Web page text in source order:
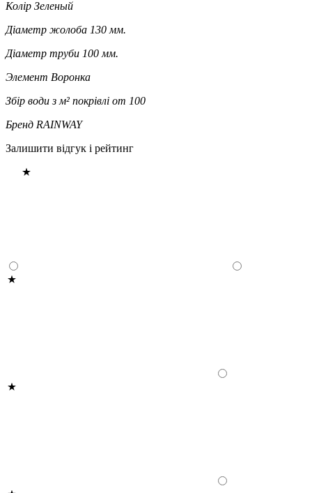
Колір Зеленый
Діаметр жолоба 130 мм.
Діаметр труби 100 мм.
Элемент Воронка
Збір води з м² покрівлі от 100
Бренд RAINWAY
Залишити відгук і рейтинг